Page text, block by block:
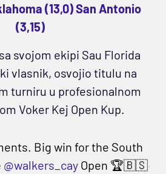
(13,0) San Antonio
(3,15)
svojom ekipi Sau Florida
vlasnik, osvojio titulu na
turniru u profesionalnom
Voker Kej Open Kup.
Big win for the South
@walkers_cay Open 🏆🇧🇸